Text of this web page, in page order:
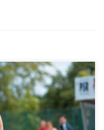
von Trainer Pascal
in die
in den